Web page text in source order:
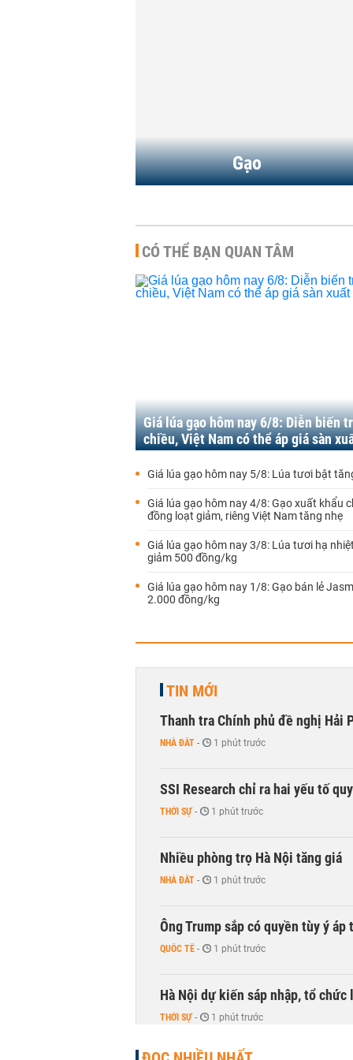
Gạo
09:57 | 06/
12:57 | 05/
CÓ THỂ BẠN QUAN TÂM
Giá lúa gạo hôm nay 6/8: Diễn biến
chiều, Việt Nam có thể áp giá sàn
Giá lúa gạo hôm nay 5/8: Lúa tươi bật
Giá lúa gạo hôm nay 4/8: Gạo xuất khẩu
đồng loạt giảm, riêng Việt Nam tăng nhẹ
Giá lúa gạo hôm nay 3/8: Lúa tươi hạ
giảm 500 đồng/kg
Giá lúa gạo hôm nay 1/8: Gạo bán lẻ
2.000 đồng/kg
TIN MỚI
Thanh tra Chính phủ đề nghị Hải
NHÀ ĐẤT - 1 phút trước
SSI Research chỉ ra hai yếu tố
THỜI SỰ - 1 phút trước
Nhiều phòng trọ Hà Nội tăng giá
NHÀ ĐẤT - 1 phút trước
Ông Trump sắp có quyền tùy ý
QUỐC TẾ - 1 phút trước
Hà Nội dự kiến sáp nhập, tổ chức
THỜI SỰ - 1 phút trước